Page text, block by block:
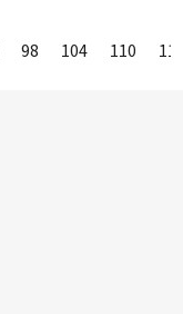
98 104 110